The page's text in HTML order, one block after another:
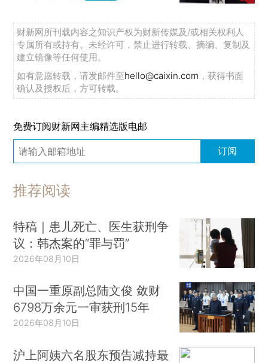
财新网所刊载内容之知识产权为财新传媒及/或相关权利人
专属所有或持有。未经许可，禁止进行转载、摘编、复制及
建立镜像等任何使用。
如有意愿转载，请发邮件至hello@caixin.com ，获得书面
确认及授权后，方可转载。
免费订阅财新网主编精选版电邮
订阅
推荐阅读
特稿｜患儿死亡、医生获刑争
议：韩杰案的“罪与罚”
2026年08月10日
中国一重原副总陆文俊 敛财
6798万余元一审获刑15年
2026年08月10日
沪上阿姨六名股东预告减持最